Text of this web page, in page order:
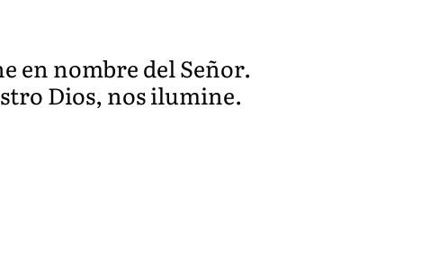
en nombre del Señor.
Dios, nos ilumine.